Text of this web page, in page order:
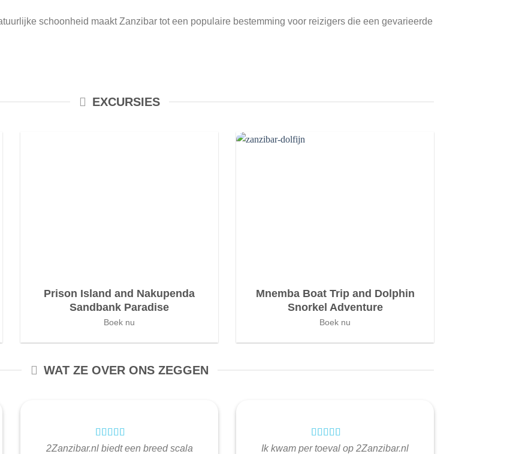
schoonheid maakt Zanzibar tot een populaire bestemming voor reizigers die een gevarieerde
EXCURSIES
Prison Island and Nakupenda
Sandbank Paradise
Boek nu
Mnemba Boat Trip and Dolphin
Snorkel Adventure
Boek nu
WAT ZE OVER ONS ZEGGEN
2Zanzibar.nl biedt een breed scala
Ik kwam per toeval op 2Zanzibar.nl